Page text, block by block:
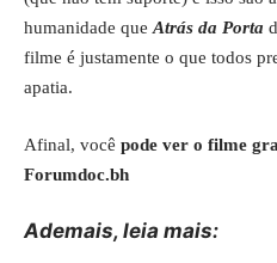
humanidade que Atrás da Porta
filme é justamente o que todos
apatia.
Afinal, você pode ver o filme
Forumdoc.bh
Ademais, leia mais: